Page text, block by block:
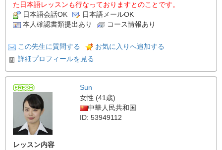
た日本語レッスンも行なっておりますとのことです。
日本語会話OK
日本語メールOK
本人確認書類提出あり
コース情報あり
この先生に質問する
お気に入りへ追加する
詳細プロフィールを見る
Sun
女性 (41歳)
中華人民共和国
ID: 53949112
レッスン内容